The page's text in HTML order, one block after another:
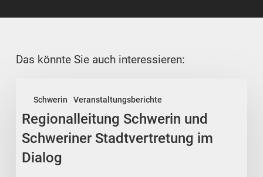
Das könnte Sie auch interessieren:
Schwerin Veranstaltungsberichte
Schwerin
und
Schweriner
Stadtvertretung
Regionalleitung Schwerin und
Schweriner Stadtvertretung im
Dialog